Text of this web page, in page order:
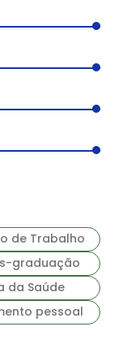
de Trabalho
graduação
da Saúde
pessoal